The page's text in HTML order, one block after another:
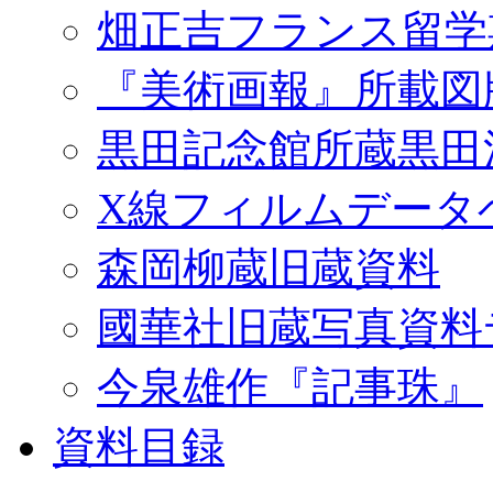
畑正吉フランス留
『美術画報』所載
黒田記念館所蔵黒
X線フィルムデータ
森岡柳蔵旧蔵資料
國華社旧蔵写真資
今泉雄作『記事珠』
資料目録